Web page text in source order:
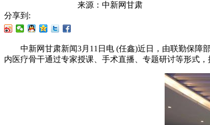
来源： 中新网甘肃
分享到:
中新网甘肃新闻3月11日电 (任鑫)近日，由联勤保障
内医疗骨干通过专家授课、手术直播、专题研讨等形式